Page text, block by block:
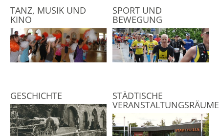
TANZ, MUSIK UND
KINO
SPORT UND
BEWEGUNG
GESCHICHTE STÄDTISCHE
VERANSTALTUNGSRÄUME